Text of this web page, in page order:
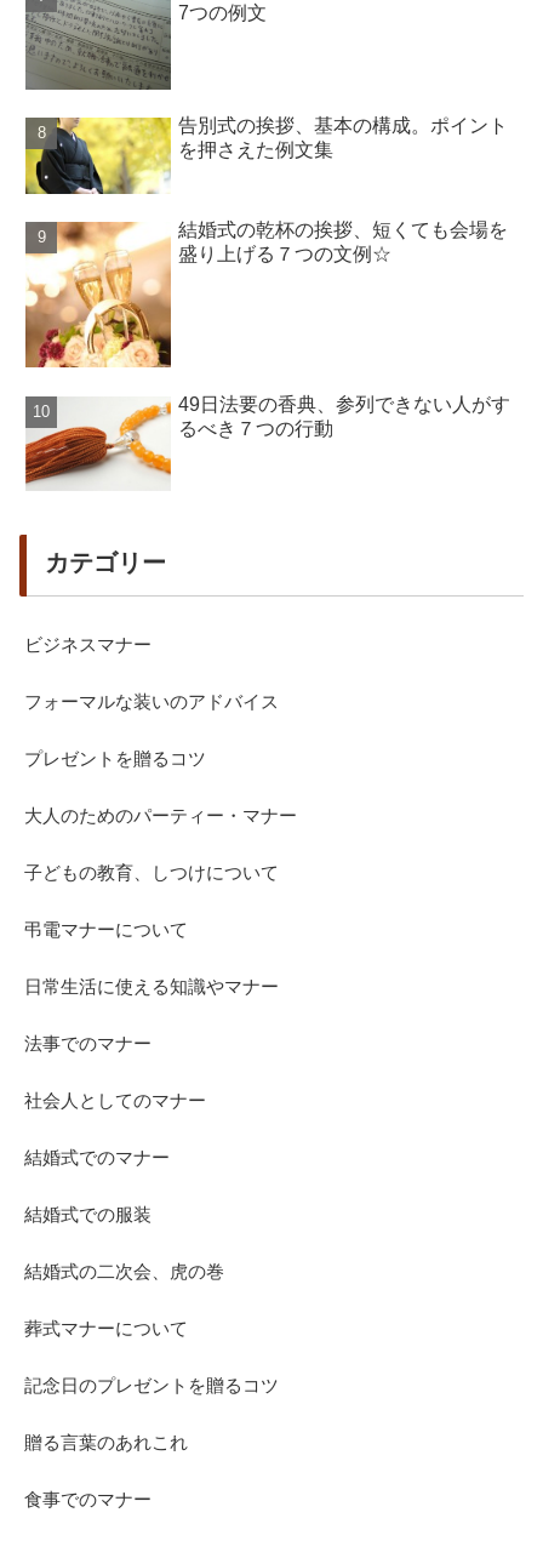
7つの例文
告別式の挨拶、基本の構成。ポイント
を押さえた例文集
結婚式の乾杯の挨拶、短くても会場を
盛り上げる７つの文例☆
49日法要の香典、参列できない人がす
るべき７つの行動
カテゴリー
ビジネスマナー
フォーマルな装いのアドバイス
プレゼントを贈るコツ
大人のためのパーティー・マナー
子どもの教育、しつけについて
弔電マナーについて
日常生活に使える知識やマナー
法事でのマナー
社会人としてのマナー
結婚式でのマナー
結婚式での服装
結婚式の二次会、虎の巻
葬式マナーについて
記念日のプレゼントを贈るコツ
贈る言葉のあれこれ
食事でのマナー